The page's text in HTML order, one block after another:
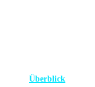
Überblick